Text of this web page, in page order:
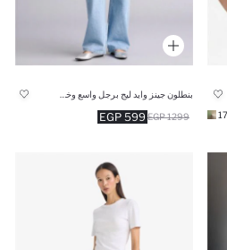
599 EGP 1299 EGP